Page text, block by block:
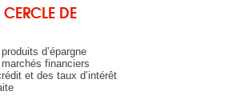
DE
d’épargne
financiers
et des taux d’intérêt